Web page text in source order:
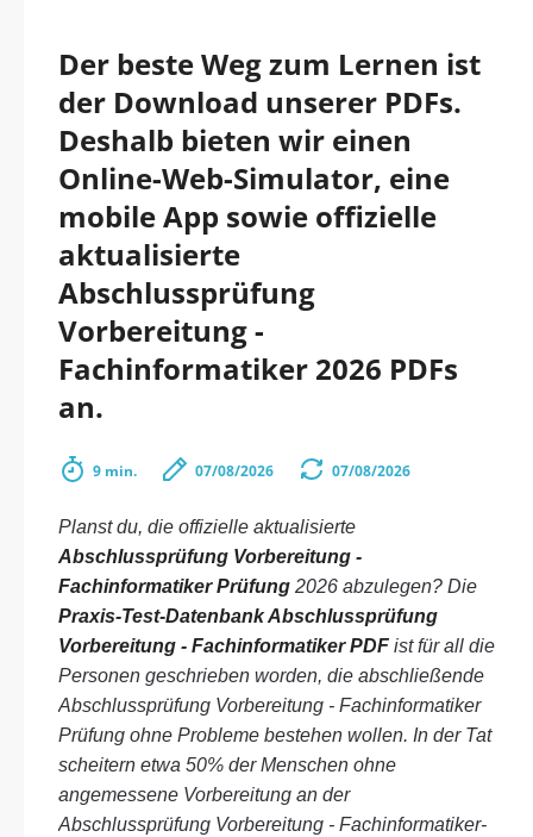
Der beste Weg zum Lernen ist
der Download unserer PDFs.
Deshalb bieten wir einen
Online-Web-Simulator, eine
mobile App sowie offizielle
aktualisierte
Abschlussprüfung
Vorbereitung -
Fachinformatiker 2026 PDFs
an.
9 min. 07/08/2026 07/08/2026
Planst du, die offizielle aktualisierte
Abschlussprüfung Vorbereitung -
Fachinformatiker Prüfung 2026 abzulegen? Die
Praxis-Test-Datenbank Abschlussprüfung
Vorbereitung - Fachinformatiker PDF ist für all die
Personen geschrieben worden, die abschließende
Abschlussprüfung Vorbereitung - Fachinformatiker
Prüfung ohne Probleme bestehen wollen. In der Tat
scheitern etwa 50% der Menschen ohne
angemessene Vorbereitung an der
Abschlussprüfung Vorbereitung - Fachinformatiker-